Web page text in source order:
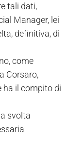
tali dati,
Manager, lei
definitiva, di
come
Corsaro,
ha il compito di
svolta